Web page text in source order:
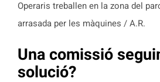
Operaris treballen en la zona del
arrasada per les màquines / A.R.
Una comissió
solució?